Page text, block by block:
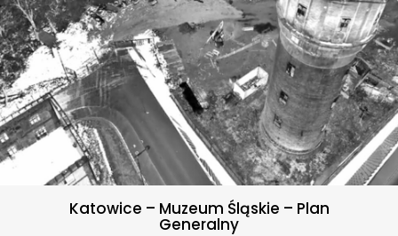
Katowice – Muzeum Śląskie – Plan
Generalny